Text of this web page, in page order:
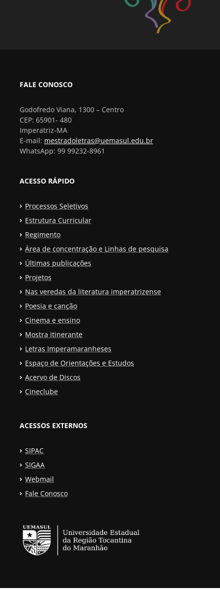
FALE CONOSCO
Godofredo Viana, 1300 – Centro
CEP: 65901- 480
Imperatriz-MA
E-mail: mestradoletras@uemasul.edu.br
WhatsApp: 99 99232-8961
ACESSO RÁPIDO
Processos Seletivos
Estrutura Curricular
Regimento
Área de concentração e Linhas de pesquisa
Últimas publicações
Projetos
Nas veredas da literatura imperatrizense
Poesia e canção
Cinema e ensino
Mostra itinerante
Letras Imperamaranheses
Espaço de Orientações e Estudos
Acervo de Discos
Cineclube
ACESSOS EXTERNOS
SIPAC
SIGAA
Webmail
Fale Conosco